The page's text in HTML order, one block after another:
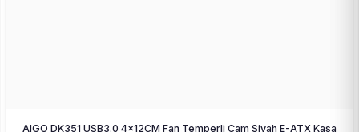
AIGO DK351 USB3.0 4×12CM Fan Temperli Cam Siyah E-ATX Kasa